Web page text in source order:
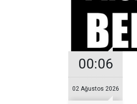
00:06
02 Ağustos 2026